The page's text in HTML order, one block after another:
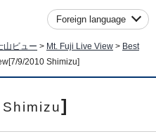
Foreign language
山ビュー > Mt. Fuji Live View > Best
9/2010 Shimizu]
]